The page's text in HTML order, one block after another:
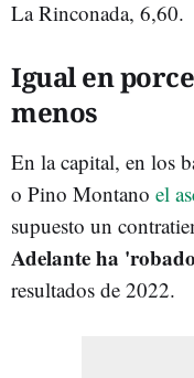
La Rinconada, 6,60.
Igual en
menos
En la capital, en los
o Pino Montano el
supuesto un
Adelante ha
resultados de 2022.